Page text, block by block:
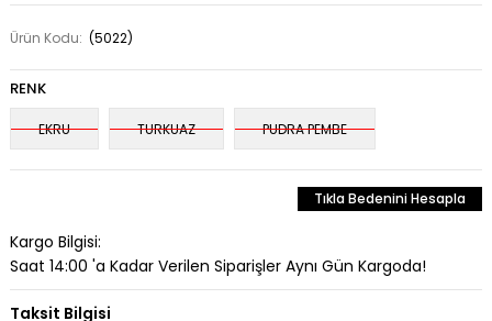
Ürün Kodu: (5022)
RENK
EKRU TURKUAZ PUDRA PEMBE
Tıkla Bedenini Hesapla
Kargo Bilgisi:
Saat 14:00 'a Kadar Verilen Siparişler Aynı Gün Kargoda!